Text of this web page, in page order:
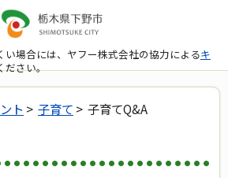
場合には、ヤフー株式会社の協力によるキ
ださい。
ト > 子育て > 子育てQ&A